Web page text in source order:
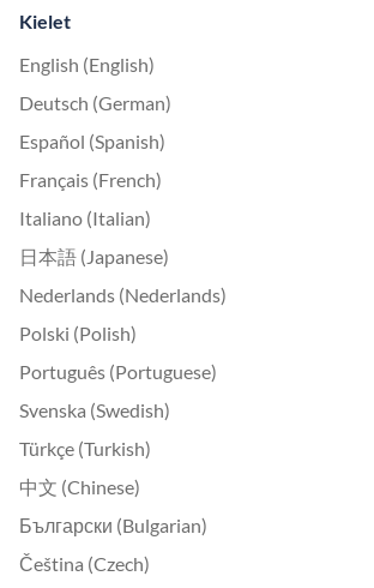
Kielet
English (English)
Deutsch (German)
Español (Spanish)
Français (French)
Italiano (Italian)
日本語 (Japanese)
Nederlands (Nederlands)
Polski (Polish)
Português (Portuguese)
Svenska (Swedish)
Türkçe (Turkish)
中文 (Chinese)
Български (Bulgarian)
Čeština (Czech)